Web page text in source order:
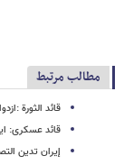
مطالب مرتبط
قائد الثورة
قائد عسکری:
إیران تدین